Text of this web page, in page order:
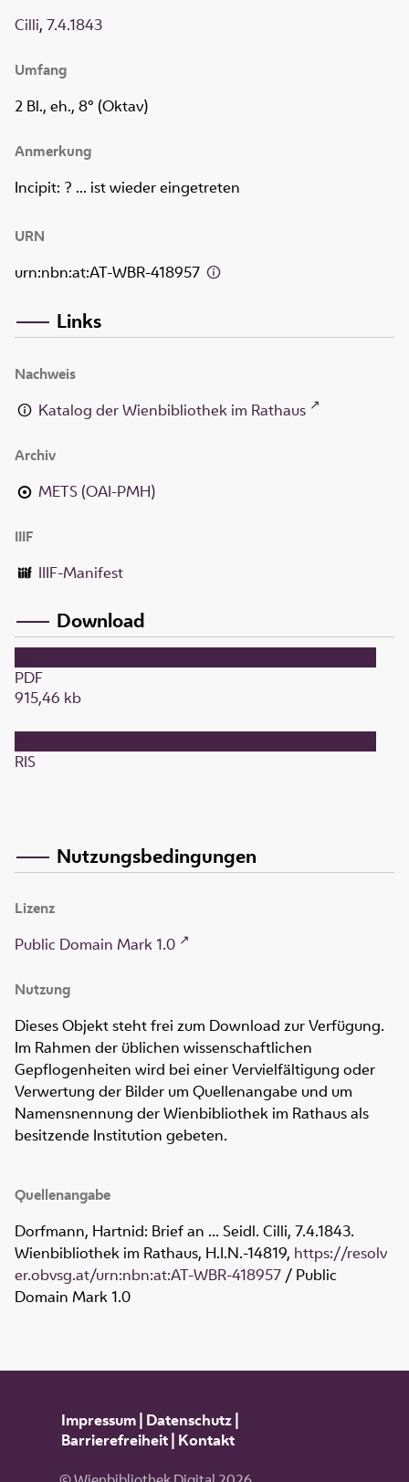
Cilli, 7.4.1843
Umfang
2 Bl., eh., 8° (Oktav)
Anmerkung
Incipit: ? ... ist wieder eingetreten
URN
urn:nbn:at:AT-WBR-418957
Links
Nachweis
Katalog der Wienbibliothek im Rathaus
Archiv
METS (OAI-PMH)
IIIF
IIIF-Manifest
Download
PDF
915,46 kb
RIS
Nutzungsbedingungen
Lizenz
Public Domain Mark 1.0
Nutzung
Dieses Objekt steht frei zum Download zur Verfügung.
Im Rahmen der üblichen wissenschaftlichen
Gepflogenheiten wird bei einer Vervielfältigung oder
Verwertung der Bilder um Quellenangabe und um
Namensnennung der Wienbibliothek im Rathaus als
besitzende Institution gebeten.
Quellenangabe
Dorfmann, Hartnid: Brief an ... Seidl. Cilli, 7.4.1843.
Wienbibliothek im Rathaus, H.I.N.-14819, https://resolv
er.obvsg.at/urn:nbn:at:AT-WBR-418957 / Public
Domain Mark 1.0
Impressum| Datenschutz|
Barrierefreiheit| Kontakt